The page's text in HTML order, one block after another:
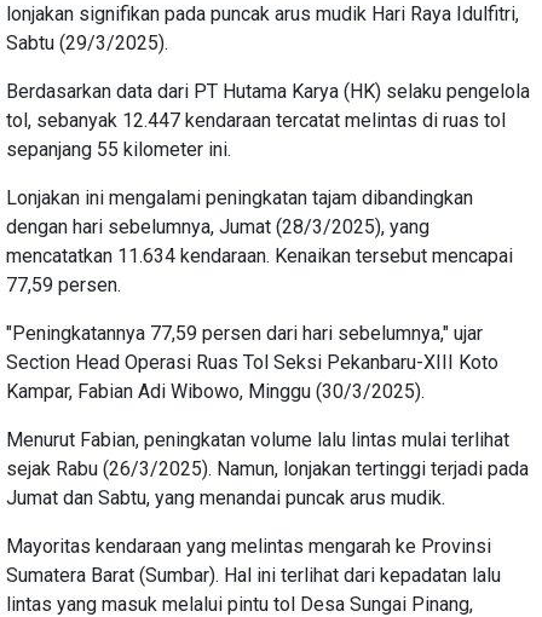
lonjakan signifikan pada puncak arus mudik Hari Raya Idulfitri,
Sabtu (29/3/2025).
Berdasarkan data dari PT Hutama Karya (HK) selaku pengelola
tol, sebanyak 12.447 kendaraan tercatat melintas di ruas tol
sepanjang 55 kilometer ini.
Lonjakan ini mengalami peningkatan tajam dibandingkan
dengan hari sebelumnya, Jumat (28/3/2025), yang
mencatatkan 11.634 kendaraan. Kenaikan tersebut mencapai
77,59 persen.
"Peningkatannya 77,59 persen dari hari sebelumnya," ujar
Section Head Operasi Ruas Tol Seksi Pekanbaru-XIII Koto
Kampar, Fabian Adi Wibowo, Minggu (30/3/2025).
Menurut Fabian, peningkatan volume lalu lintas mulai terlihat
sejak Rabu (26/3/2025). Namun, lonjakan tertinggi terjadi pada
Jumat dan Sabtu, yang menandai puncak arus mudik.
Mayoritas kendaraan yang melintas mengarah ke Provinsi
Sumatera Barat (Sumbar). Hal ini terlihat dari kepadatan lalu
lintas yang masuk melalui pintu tol Desa Sungai Pinang,